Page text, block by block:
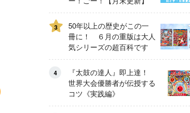
3
50年以上の歴史がこの一
冊に！ ６月の重版は大人
気シリーズの超百科です
4
『太鼓の達人』即上達！
世界大会優勝者が伝授する
コツ《実践編》